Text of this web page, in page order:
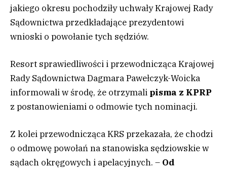
jakiego okresu pochodziły uchwały Krajowej Rady
Sądownictwa przedkładające prezydentowi
wnioski o powołanie tych sędziów.
Resort sprawiedliwości i przewodnicząca Krajowej
Rady Sądownictwa Dagmara Pawełczyk-Woicka
informowali w środę, że otrzymali pisma z KPRP
z postanowieniami o odmowie tych nominacji.
Z kolei przewodnicząca KRS przekazała, że chodzi
o odmowę powołań na stanowiska sędziowskie w
sądach okręgowych i apelacyjnych. – Od